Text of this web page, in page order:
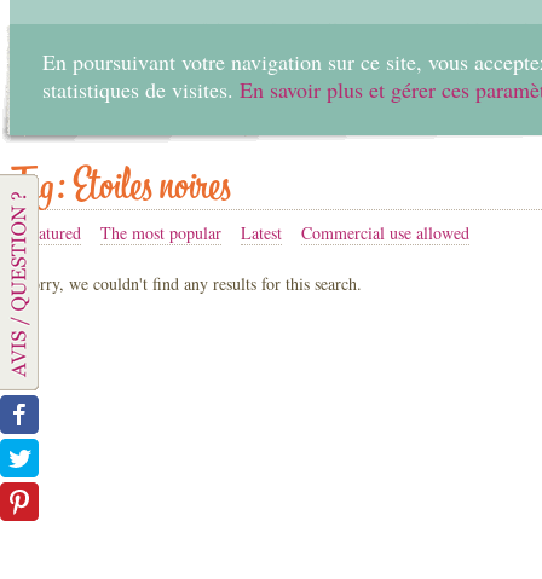
En poursuivant votre navigation sur ce site, vous
statistiques de visites. En savoir plus et gérer ces
Tag: Etoiles noires
Featured The most popular Latest Commercial use allowed
Sorry, we couldn't find any results for this search.